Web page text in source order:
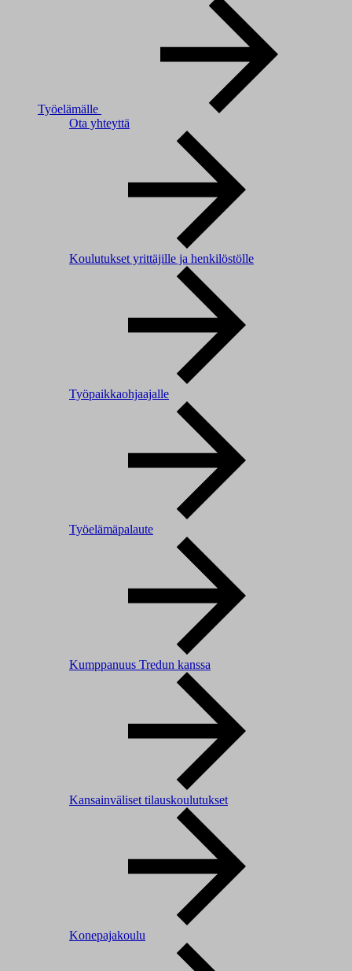
Työelämälle
Ota yhteyttä
Koulutukset yrittäjille ja henkilöstölle
Työpaikkaohjaajalle
Työelämäpalaute
Kumppanuus Tredun kanssa
Kansainväliset tilauskoulutukset
Konepajakoulu